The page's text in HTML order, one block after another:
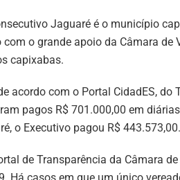
Jaguaré é o município
o grande apoio da Câmara de
capixabas.
acordo com o Portal CidadES,
pagos R$ 701.000,00 em
o Executivo pagou R$ 443.573,00.
de Transparência da Câmara